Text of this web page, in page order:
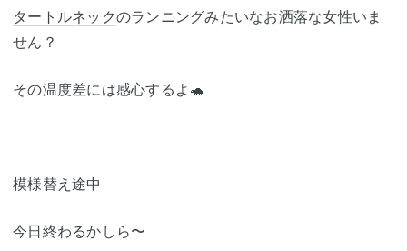
タートルネックのランニングみたいなお洒落な女性いま
せん？
その温度差には感心するよ🐢
模様替え途中
今日終わるかしら〜